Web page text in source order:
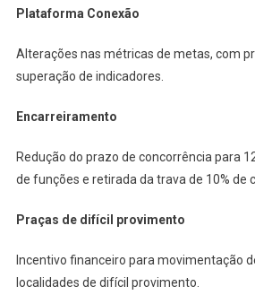
Plataforma Conexão
Alterações nas métricas de metas, com
superação de indicadores.
Encarreiramento
Redução do prazo de concorrência para
de funções e retirada da trava de 10% de
Praças de difícil provimento
Incentivo financeiro para movimentação
localidades de difícil provimento.